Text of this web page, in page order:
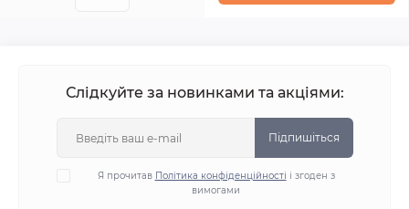
Слідкуйте за новинками та акціями:
Підпишіться
Я прочитав Політика конфіденційності і згоден з
вимогами